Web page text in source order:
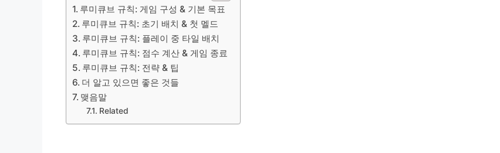
루미큐브 규칙: 게임 구성 & 기본 목표
루미큐브 규칙: 초기 배치 & 첫 멜드
루미큐브 규칙: 플레이 중 타일 배치
루미큐브 규칙: 점수 계산 & 게임 종료
루미큐브 규칙: 전략 & 팁
더 알고 있으면 좋은 것들
맺음말
Related